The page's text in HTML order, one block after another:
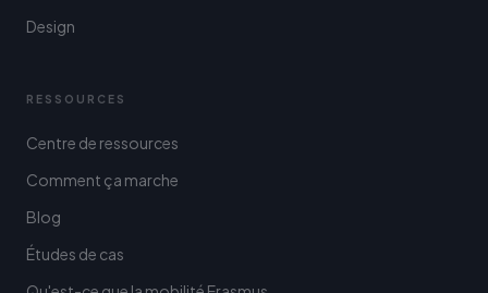
Design
RESSOURCES
Centre de ressources
Comment ça marche
Blog
Études de cas